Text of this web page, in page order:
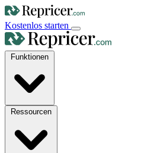
Kostenlos starten